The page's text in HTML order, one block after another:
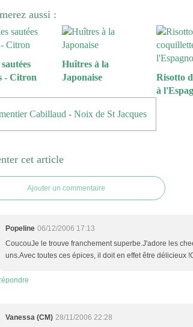
aussi :
- Citron
Huîtres à la
Japonaise
Risotto
à
Cabillaud - Noix de St Jacques
cet article
Ajouter un commentaire
Popeline 06/12/2006 17:13
CoucouJe le trouve franchement superbe.J'adore les
uns.Avec toutes ces épices, il doit en effet être délicieux
Vanessa (CM) 28/11/2006 22:28